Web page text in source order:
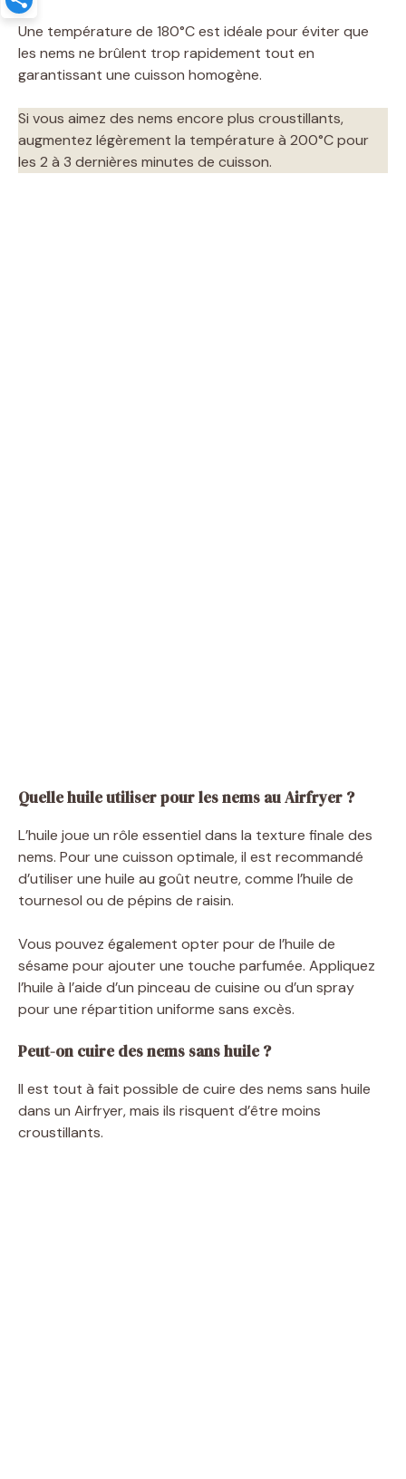
Une température de 180°C est idéale pour éviter que
les nems ne brûlent trop rapidement tout en
garantissant une cuisson homogène.
Si vous aimez des nems encore plus croustillants,
augmentez légèrement la température à 200°C pour
les 2 à 3 dernières minutes de cuisson.
Quelle huile utiliser pour les nems au Airfryer ?
L’huile joue un rôle essentiel dans la texture finale des
nems. Pour une cuisson optimale, il est recommandé
d’utiliser une huile au goût neutre, comme l’huile de
tournesol ou de pépins de raisin.
Vous pouvez également opter pour de l’huile de
sésame pour ajouter une touche parfumée. Appliquez
l’huile à l’aide d’un pinceau de cuisine ou d’un spray
pour une répartition uniforme sans excès.
Peut-on cuire des nems sans huile ?
Il est tout à fait possible de cuire des nems sans huile
dans un Airfryer, mais ils risquent d’être moins
croustillants.